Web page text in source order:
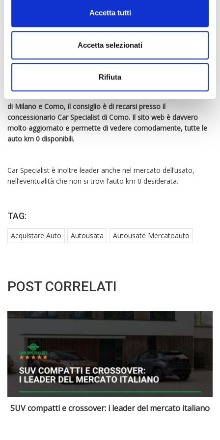
Accetta tutti
Accetta selezionati
Rifiuta
mercato. Le km 0, detto in altre parole, possono essere sia city-
km 0 ottimale, il consiglio è di affidarsi a Car Specialist.
Stiamo parlando di uno dei maggiori e più importanti player del
nord Italia all’interno del mondo Automotive. Car Specialist, con
di Milano e Como, il consiglio è di recarsi presso il
concessionario Car Specialist di Como. Il sito web è davvero
molto aggiornato e permette di vedere comodamente, tutte le
auto km 0 disponibili.
Car Specialist è inoltre leader anche nel mercato dell’usato,
nell’eventualità che non si trovi l’auto km 0 desiderata.
TAG:
Acquistare Auto Autousata Autousate Mercatoauto
POST CORRELATI
Crossover compatti: la soluzione per famiglie e